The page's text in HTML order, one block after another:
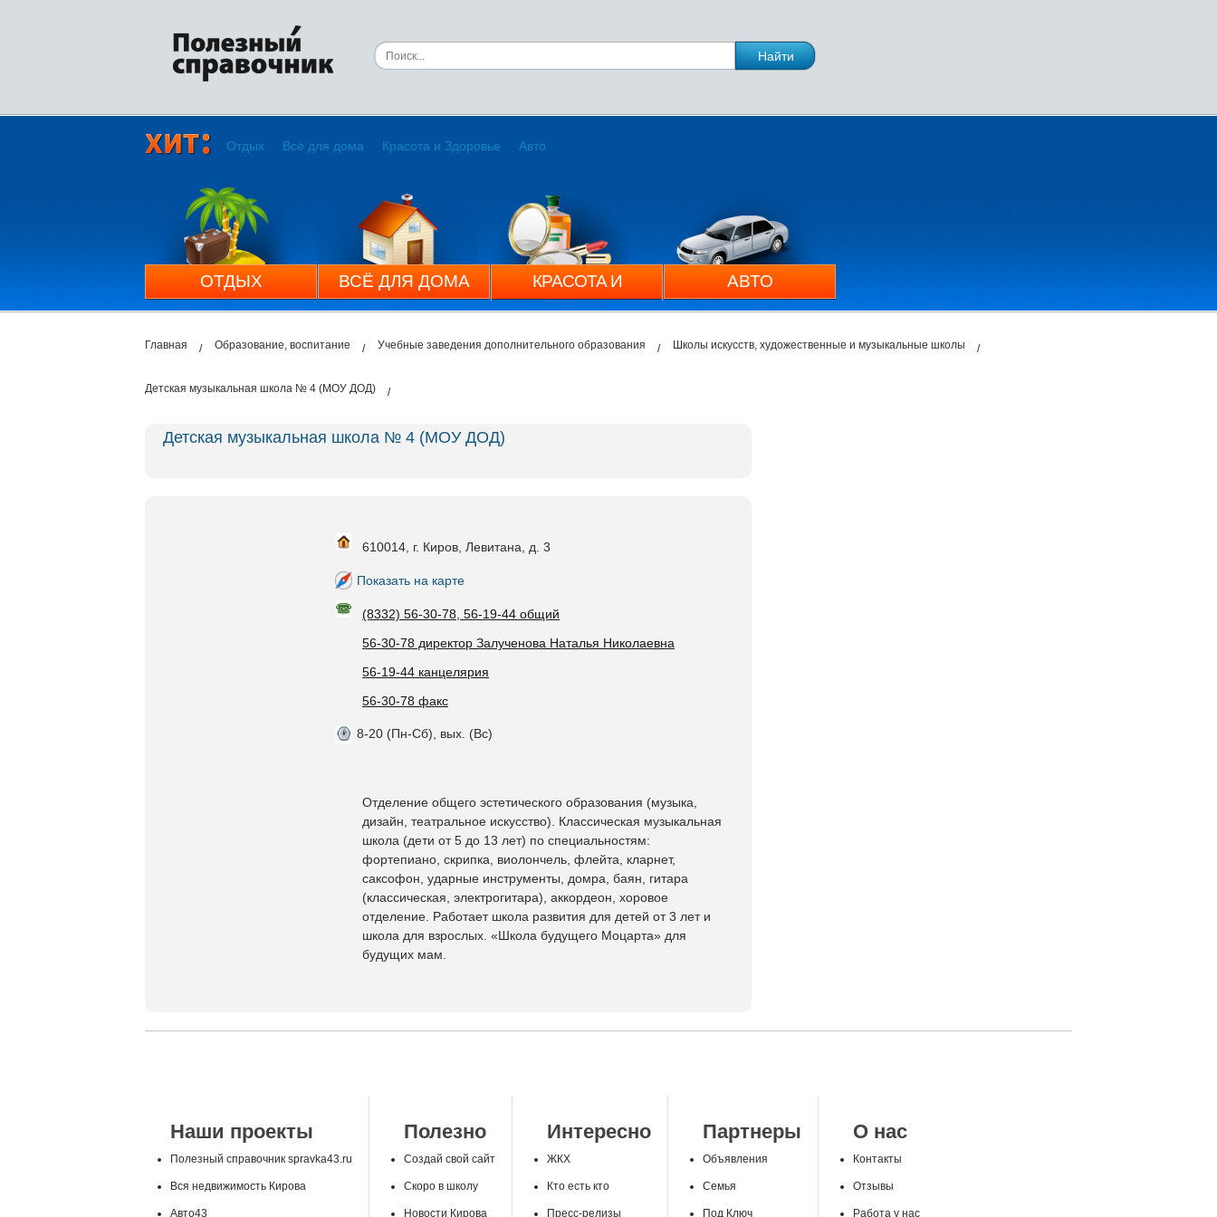
Отдых Всё для дома Красота и Здоровье Авто
ОТДЫХ ВСЁ ДЛЯ ДОМА
КРАСОТА И
ЗДОРОВЬЕ
АВТО
Главная Образование, воспитание Учебные заведения дополнительного образования Школы искусств, художественные и музыкальные школы
Детская музыкальная школа № 4 (МОУ ДОД)
Детская музыкальная школа № 4 (МОУ ДОД)
610014, г. Киров, Левитана, д. 3
Показать на карте
(8332) 56-30-78, 56-19-44 общий
56-30-78 директор Залученова Наталья Николаевна
56-19-44 канцелярия
56-30-78 факс
8-20 (Пн-Сб), вых. (Вс)
Отделение общего эстетического образования (музыка,
дизайн, театральное искусство). Классическая музыкальная
школа (дети от 5 до 13 лет) по специальностям:
фортепиано, скрипка, виолончель, флейта, кларнет,
саксофон, ударные инструменты, домра, баян, гитара
(классическая, электрогитара), аккордеон, хоровое
отделение. Работает школа развития для детей от 3 лет и
школа для взрослых. «Школа будущего Моцарта» для
будущих мам.
Наши проекты
Полезный справочник spravka43.ru
Вся недвижимость Кирова
Авто43
Полезно
Создай свой сайт
Скоро в школу
Новости Кирова
Интересно
ЖКХ
Кто есть кто
Пресс-релизы
Партнеры
Объявления
Семья
Под Ключ
О нас
Контакты
Отзывы
Работа у нас